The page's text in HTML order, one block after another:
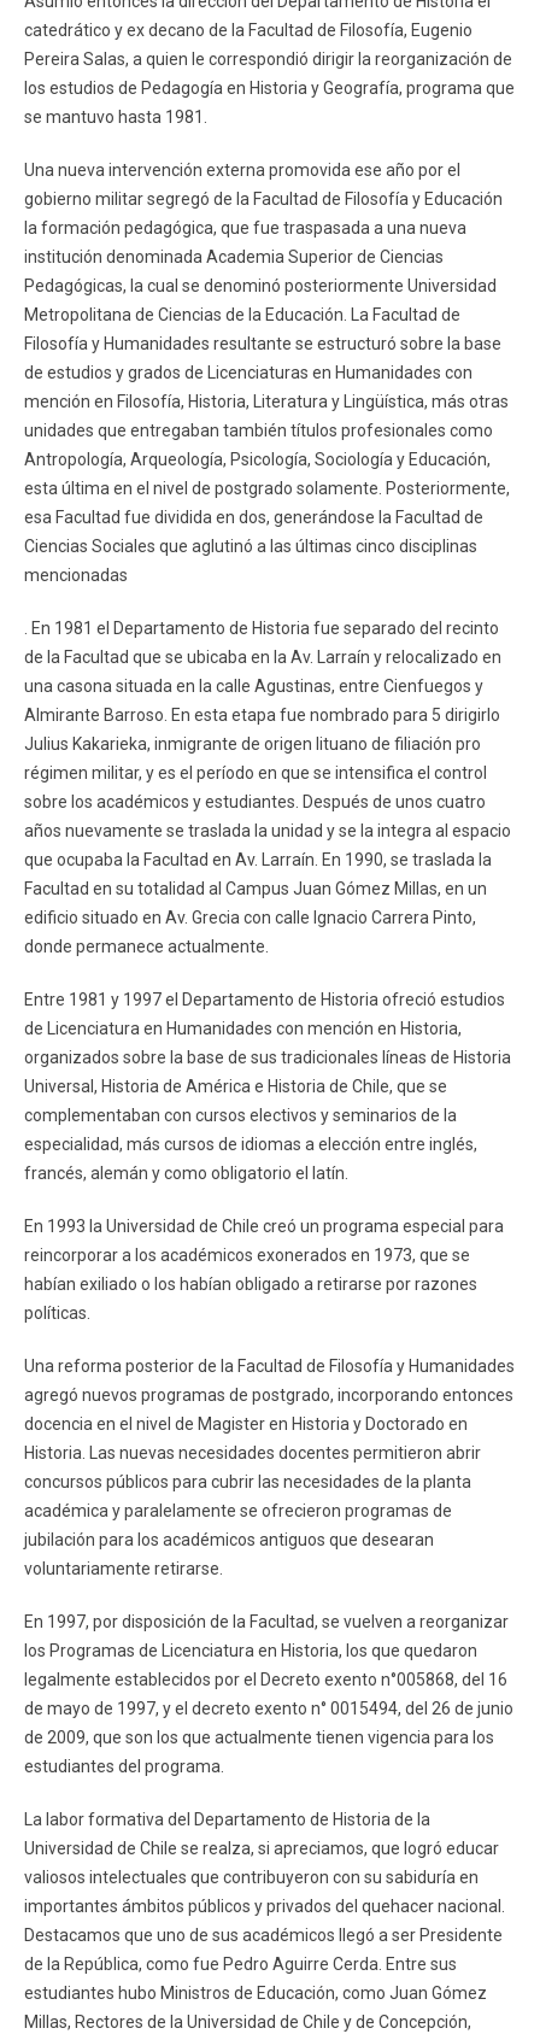
catedrático y ex decano de la Facultad de Filosofía, Eugenio
Pereira Salas, a quien le correspondió dirigir la reorganización de
los estudios de Pedagogía en Historia y Geografía, programa que
se mantuvo hasta 1981.
Una nueva intervención externa promovida ese año por el
gobierno militar segregó de la Facultad de Filosofía y Educación
la formación pedagógica, que fue traspasada a una nueva
institución denominada Academia Superior de Ciencias
Pedagógicas, la cual se denominó posteriormente Universidad
Metropolitana de Ciencias de la Educación. La Facultad de
Filosofía y Humanidades resultante se estructuró sobre la base
de estudios y grados de Licenciaturas en Humanidades con
mención en Filosofía, Historia, Literatura y Lingüística, más otras
unidades que entregaban también títulos profesionales como
Antropología, Arqueología, Psicología, Sociología y Educación,
esta última en el nivel de postgrado solamente. Posteriormente,
esa Facultad fue dividida en dos, generándose la Facultad de
Ciencias Sociales que aglutinó a las últimas cinco disciplinas
mencionadas
. En 1981 el Departamento de Historia fue separado del recinto
de la Facultad que se ubicaba en la Av. Larraín y relocalizado en
una casona situada en la calle Agustinas, entre Cienfuegos y
Almirante Barroso. En esta etapa fue nombrado para 5 dirigirlo
Julius Kakarieka, inmigrante de origen lituano de filiación pro
régimen militar, y es el período en que se intensifica el control
sobre los académicos y estudiantes. Después de unos cuatro
años nuevamente se traslada la unidad y se la integra al espacio
que ocupaba la Facultad en Av. Larraín. En 1990, se traslada la
Facultad en su totalidad al Campus Juan Gómez Millas, en un
edificio situado en Av. Grecia con calle Ignacio Carrera Pinto,
donde permanece actualmente.
Entre 1981 y 1997 el Departamento de Historia ofreció estudios
de Licenciatura en Humanidades con mención en Historia,
organizados sobre la base de sus tradicionales líneas de Historia
Universal, Historia de América e Historia de Chile, que se
complementaban con cursos electivos y seminarios de la
especialidad, más cursos de idiomas a elección entre inglés,
francés, alemán y como obligatorio el latín.
En 1993 la Universidad de Chile creó un programa especial para
reincorporar a los académicos exonerados en 1973, que se
habían exiliado o los habían obligado a retirarse por razones
políticas.
Una reforma posterior de la Facultad de Filosofía y Humanidades
agregó nuevos programas de postgrado, incorporando entonces
docencia en el nivel de Magister en Historia y Doctorado en
Historia. Las nuevas necesidades docentes permitieron abrir
concursos públicos para cubrir las necesidades de la planta
académica y paralelamente se ofrecieron programas de
jubilación para los académicos antiguos que desearan
voluntariamente retirarse.
En 1997, por disposición de la Facultad, se vuelven a reorganizar
los Programas de Licenciatura en Historia, los que quedaron
legalmente establecidos por el Decreto exento n°005868, del 16
de mayo de 1997, y el decreto exento n° 0015494, del 26 de junio
de 2009, que son los que actualmente tienen vigencia para los
estudiantes del programa.
La labor formativa del Departamento de Historia de la
Universidad de Chile se realza, si apreciamos, que logró educar
valiosos intelectuales que contribuyeron con su sabiduría en
importantes ámbitos públicos y privados del quehacer nacional.
Destacamos que uno de sus académicos llegó a ser Presidente
de la República, como fue Pedro Aguirre Cerda. Entre sus
estudiantes hubo Ministros de Educación, como Juan Gómez
Millas, Rectores de la Universidad de Chile y de Concepción,